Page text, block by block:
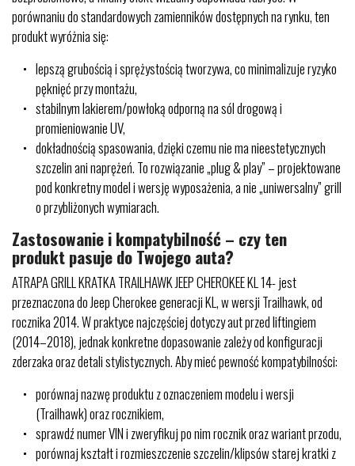
porównaniu do standardowych zamienników dostępnych na rynku, ten
produkt wyróżnia się:
lepszą grubością i sprężystością tworzywa, co minimalizuje ryzyko
pęknięć przy montażu,
stabilnym lakierem/powłoką odporną na sól drogową i
promieniowanie UV,
dokładnością spasowania, dzięki czemu nie ma nieestetycznych
szczelin ani naprężeń. To rozwiązanie „plug & play” – projektowane
pod konkretny model i wersję wyposażenia, a nie „uniwersalny” grill
o przybliżonych wymiarach.
Zastosowanie i kompatybilność – czy ten
produkt pasuje do Twojego auta?
ATRAPA GRILL KRATKA TRAILHAWK JEEP CHEROKEE KL 14- jest
przeznaczona do Jeep Cherokee generacji KL, w wersji Trailhawk, od
rocznika 2014. W praktyce najczęściej dotyczy aut przed liftingiem
(2014–2018), jednak konkretne dopasowanie zależy od konfiguracji
zderzaka oraz detali stylistycznych. Aby mieć pewność kompatybilności:
porównaj nazwę produktu z oznaczeniem modelu i wersji
(Trailhawk) oraz rocznikiem,
sprawdź numer VIN i zweryfikuj po nim rocznik oraz wariant przodu,
porównaj kształt i rozmieszczenie szczelin/klipsów starej kratki z